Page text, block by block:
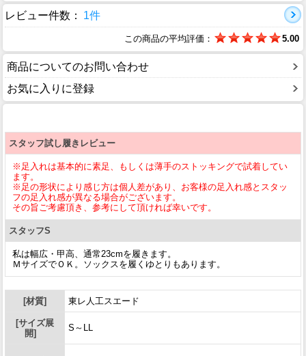
レビュー件数：
1件
この商品の平均評価： 5.00
商品についてのお問い合わせ
お気に入りに登録
スタッフ試し履きレビュー
※足入れは基本的に素足、もしくは薄手のストッキングで試着してい
ます。
※足の形状により感じ方は個人差があり、お客様の足入れ感とスタッ
フの足入れ感が異なる場合がございます。
その旨ご考慮頂き、参考にして頂ければ幸いです。
スタッフS
私は幅広・甲高、通常23cmを履きます。
ＭサイズでＯＫ。ソックスを履くゆとりもあります。
[材質] 東レ人工スエード
[サイズ展
開]
S～LL